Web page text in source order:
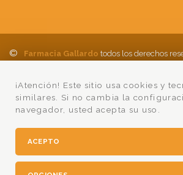
¡Atención! Este sitio usa cookies y
similares. Si no cambia la
navegador, usted acepta su uso.
ACEPTO
© Farmacia Gallardo todos los derechos
Condiciones Compra
Lumedia